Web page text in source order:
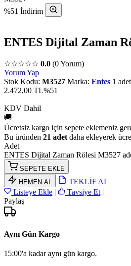
%51 İndirim
ENTES Dijital Zaman
☆☆☆☆☆ 0.0 (0 Yorum)
Yorum Yap
Stok Kodu: M3527 Marka: Entes 1
2.472,00 TL%51
KDV Dahil
🚚
Ücretsiz kargo için sepete eklemeniz
Bu üründen 21 adet daha ekleyerek
Adet
ENTES Dijital Zaman Rölesi M3527
SEPETE EKLE
HEMEN AL
TEKLİF AL
Listeye Ekle | Tavsiye Et |
Paylaş
Aynı Gün Kargo
15:00'a kadar aynı gün kargo.